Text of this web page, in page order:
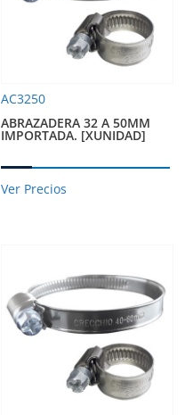
AC3250
ABRAZADERA 32 A 50MM
IMPORTADA. [XUNIDAD]
Ver Precios